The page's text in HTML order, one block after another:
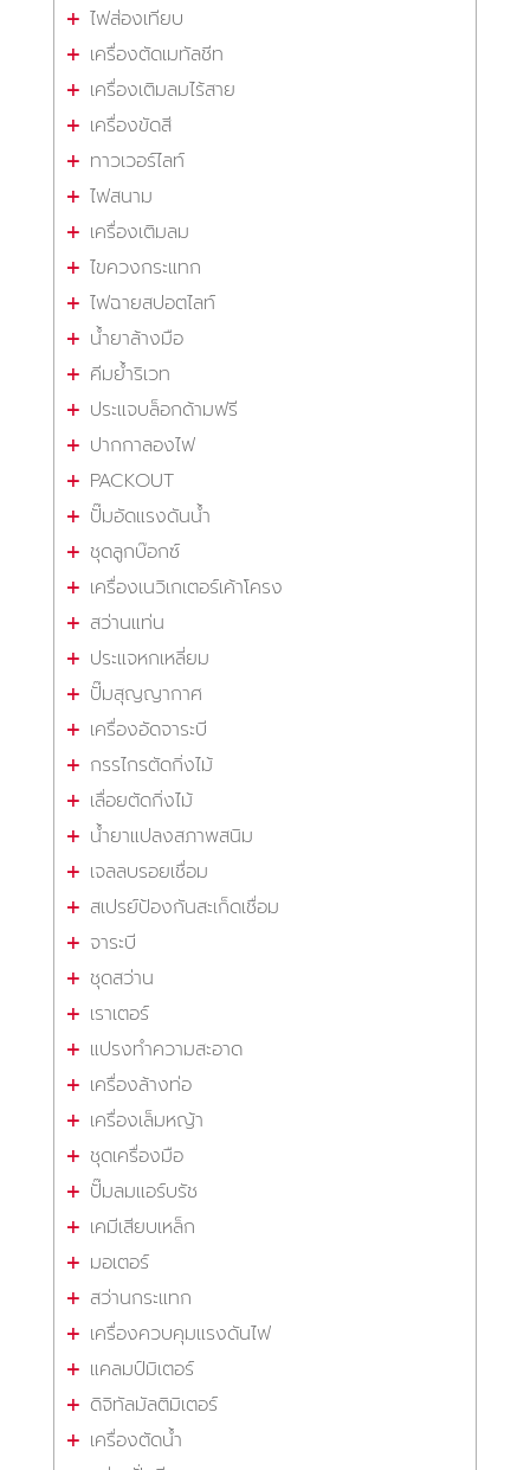
ไฟส่องเทียบ
เครื่องตัดเมทัลชีท
เครื่องเติมลมไร้สาย
เครื่องขัดสี
ทาวเวอร์ไลท์
ไฟสนาม
เครื่องเติมลม
ไขควงกระแทก
ไฟฉายสปอตไลท์
น้ำยาล้างมือ
คีมย้ำริเวท
ประแจบล็อกด้ามฟรี
ปากกาลองไฟ
PACKOUT
ปั๊มอัดแรงดันน้ำ
ชุดลูกบ๊อกซ์
เครื่องเนวิเกเตอร์เค้าโครง
สว่านแท่น
ประแจหกเหลี่ยม
ปั๊มสุญญากาศ
เครื่องอัดจาระบี
กรรไกรตัดกิ่งไม้
เลื่อยตัดกิ่งไม้
น้ำยาแปลงสภาพสนิม
เจลลบรอยเชื่อม
สเปรย์ป้องกันสะเก็ดเชื่อม
จาระบี
ชุดสว่าน
เราเตอร์
แปรงทำความสะอาด
เครื่องล้างท่อ
เครื่องเล็มหญ้า
ชุดเครื่องมือ
ปั๊มลมแอร์บรัช
เคมีเสียบเหล็ก
มอเตอร์
สว่านกระแทก
เครื่องควบคุมแรงดันไฟ
แคลมป์มิเตอร์
ดิจิทัลมัลติมิเตอร์
เครื่องตัดน้ำ